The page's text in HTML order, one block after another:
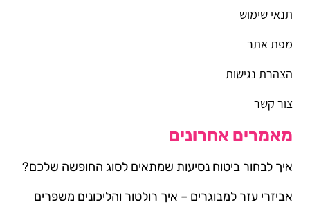
תנאי שימוש
מפת אתר
הצהרת נגישות
צור קשר
מאמרים אחרונים
איך לבחור ביטוח נסיעות שמתאים לסוג החופשה שלכם?
אביזרי עזר למבוגרים – איך רולטור והליכונים משפרים